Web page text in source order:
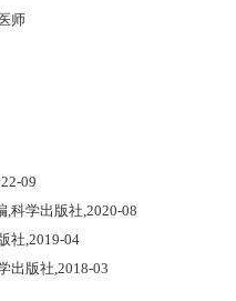
师
09
科学出版社,2020-08
社,2019-04
出版社,2018-03